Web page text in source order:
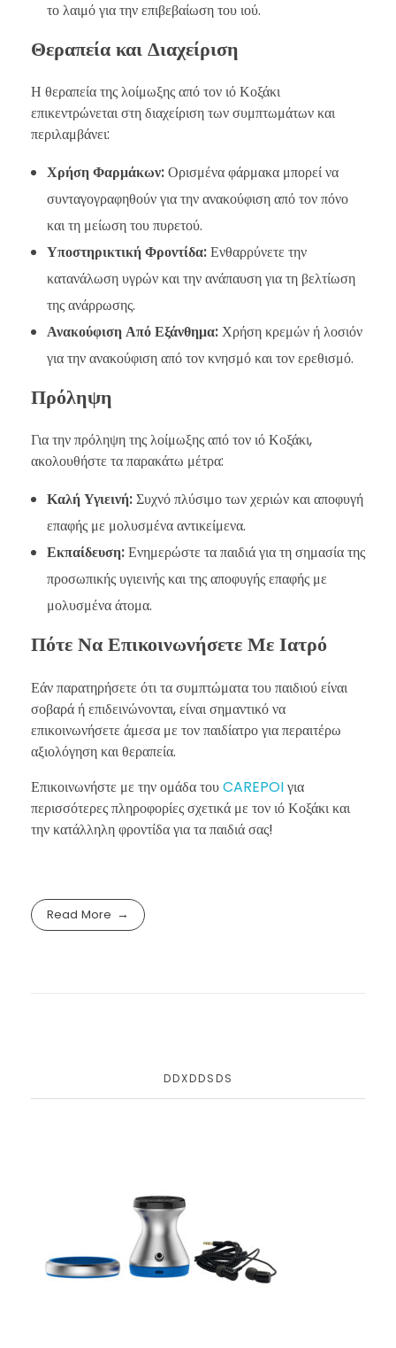
το λαιμό για την επιβεβαίωση του ιού.
Θεραπεία και Διαχείριση
Η θεραπεία της λοίμωξης από τον ιό Κοξάκι
επικεντρώνεται στη διαχείριση των συμπτωμάτων και
περιλαμβάνει:
Χρήση Φαρμάκων:Ορισμένα φάρμακα μπορεί να
συνταγογραφηθούν για την ανακούφιση από τον πόνο
και τη μείωση του πυρετού.
Υποστηρικτική Φροντίδα:Ενθαρρύνετε την
κατανάλωση υγρών και την ανάπαυση για τη βελτίωση
της ανάρρωσης.
Ανακούφιση Από Εξάνθημα:Χρήση κρεμών ή λοσιόν
για την ανακούφιση από τον κνησμό και τον ερεθισμό.
Πρόληψη
Για την πρόληψη της λοίμωξης από τον ιό Κοξάκι,
ακολουθήστε τα παρακάτω μέτρα:
Καλή Υγιεινή:Συχνό πλύσιμο των χεριών και αποφυγή
επαφής με μολυσμένα αντικείμενα.
Εκπαίδευση:Ενημερώστε τα παιδιά για τη σημασία της
προσωπικής υγιεινής και της αποφυγής επαφής με
μολυσμένα άτομα.
Πότε Να Επικοινωνήσετε Με Ιατρό
Εάν παρατηρήσετε ότι τα συμπτώματα του παιδιού είναι
σοβαρά ή επιδεινώνονται, είναι σημαντικό να
επικοινωνήσετε άμεσα με τον παιδίατρο για περαιτέρω
αξιολόγηση και θεραπεία.
Επικοινωνήστε με την ομάδα τουCAREPOIγια
περισσότερες πληροφορίες σχετικά με τον ιό Κοξάκι και
την κατάλληλη φροντίδα για τα παιδιά σας!
Read More
DDXDDSDS